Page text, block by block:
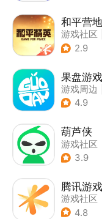
和平营地
游戏社区
2.9
果盘游戏
游戏周边
4.9
葫芦侠
游戏社区
3.9
腾讯游
游戏社区
4.8